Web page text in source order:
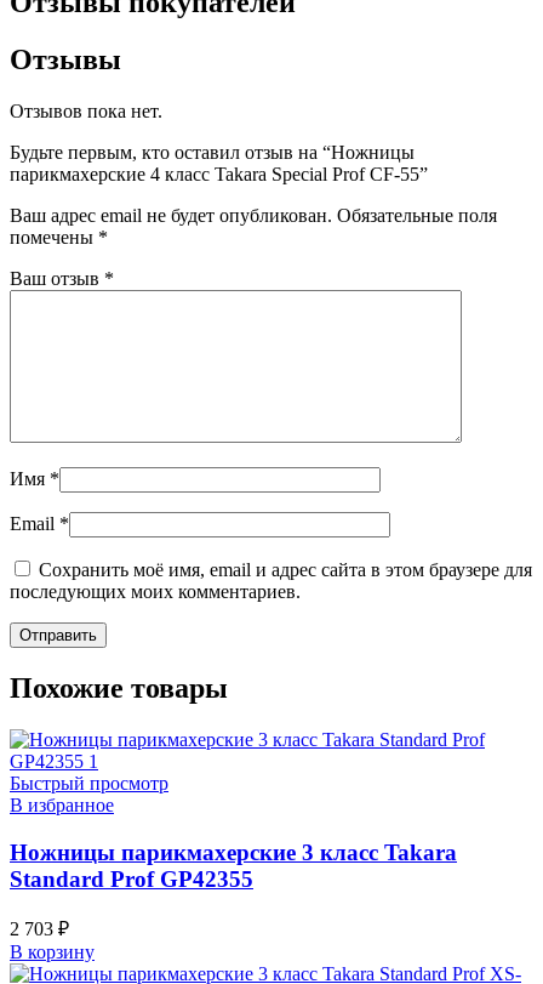
Отзывы
Отзывов пока нет.
Будьте первым, кто оставил отзыв на “Ножницы
парикмахерские 4 класс Takara Special Prof CF-55”
Ваш адрес email не будет опубликован. Обязательные поля
помечены *
Ваш отзыв *
Имя *
Email *
Сохранить моё имя, email и адрес сайта в этом браузере для
последующих моих комментариев.
Похожие товары
Быстрый просмотр
В избранное
Ножницы парикмахерские 3 класс Takara
Standard Prof GP42355
2 703 ₽
В корзину